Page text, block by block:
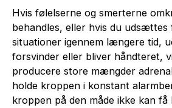
Hvis følelserne og smerterne
behandles, eller hvis du udsættes
situationer igennem længere tid,
forsvinder eller bliver håndteret,
producere store mængder
holde kroppen i konstant
kroppen på den måde ikke kan